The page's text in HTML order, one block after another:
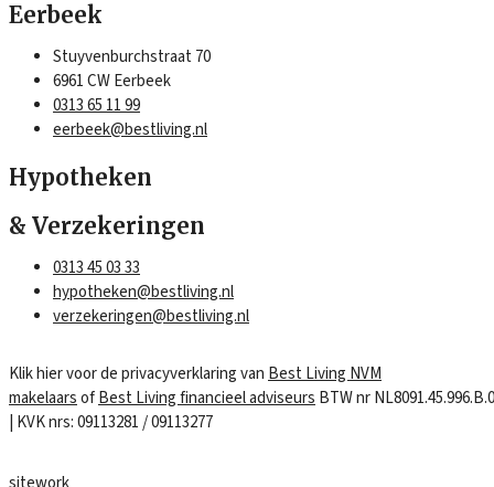
Eerbeek
Stuyvenburchstraat 70
6961 CW Eerbeek
0313 65 11 99
eerbeek@bestliving.nl
Hypotheken
& Verzekeringen
0313 45 03 33
hypotheken@bestliving.nl
verzekeringen@bestliving.nl
Klik hier voor de privacyverklaring van Best Living NVM
makelaarsofBest Living financieel adviseurs BTW nr
| KVK nrs: 09113281 / 09113277